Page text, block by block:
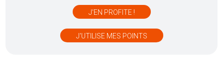
J'EN PROFITE !
J'UTILISE MES POINTS